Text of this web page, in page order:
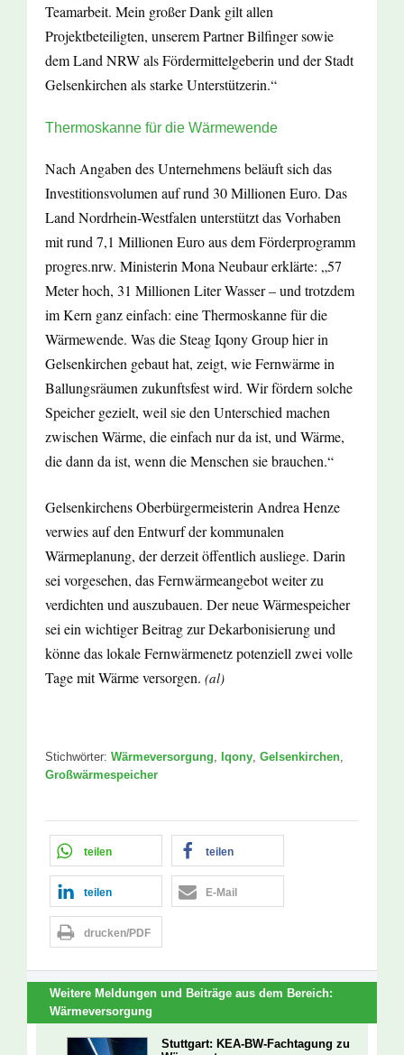
Teamarbeit. Mein großer Dank gilt allen
Projektbeteiligten, unserem Partner Bilfinger sowie
dem Land NRW als Fördermittelgeberin und der Stadt
Gelsenkirchen als starke Unterstützerin.“
Thermoskanne für die Wärmewende
Nach Angaben des Unternehmens beläuft sich das
Investitionsvolumen auf rund 30 Millionen Euro. Das
Land Nordrhein-Westfalen unterstützt das Vorhaben
mit rund 7,1 Millionen Euro aus dem Förderprogramm
progres.nrw. Ministerin Mona Neubaur erklärte: „57
Meter hoch, 31 Millionen Liter Wasser – und trotzdem
im Kern ganz einfach: eine Thermoskanne für die
Wärmewende. Was die Steag Iqony Group hier in
Gelsenkirchen gebaut hat, zeigt, wie Fernwärme in
Ballungsräumen zukunftsfest wird. Wir fördern solche
Speicher gezielt, weil sie den Unterschied machen
zwischen Wärme, die einfach nur da ist, und Wärme,
die dann da ist, wenn die Menschen sie brauchen.“
Gelsenkirchens Oberbürgermeisterin Andrea Henze
verwies auf den Entwurf der kommunalen
Wärmeplanung, der derzeit öffentlich ausliege. Darin
sei vorgesehen, das Fernwärmeangebot weiter zu
verdichten und auszubauen. Der neue Wärmespeicher
sei ein wichtiger Beitrag zur Dekarbonisierung und
könne das lokale Fernwärmenetz potenziell zwei volle
Tage mit Wärme versorgen. (al)
Stichwörter: Wärmeversorgung Iqony Gelsenkirchen
Großwärmespeicher
teilen teilen
teilen E-Mail
drucken/PDF
Weitere Meldungen und Beiträge aus dem Bereich:
Wärmeversorgung
Stuttgart: KEA-BW-Fachtagung zu